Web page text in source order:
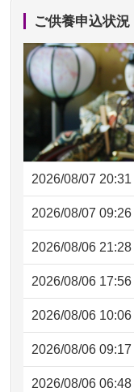
ご供養申込状況
2026/08/07 20:31
2026/08/07 09:26
2026/08/06 21:28
2026/08/06 17:56
2026/08/06 10:06
2026/08/06 09:17
2026/08/06 06:48